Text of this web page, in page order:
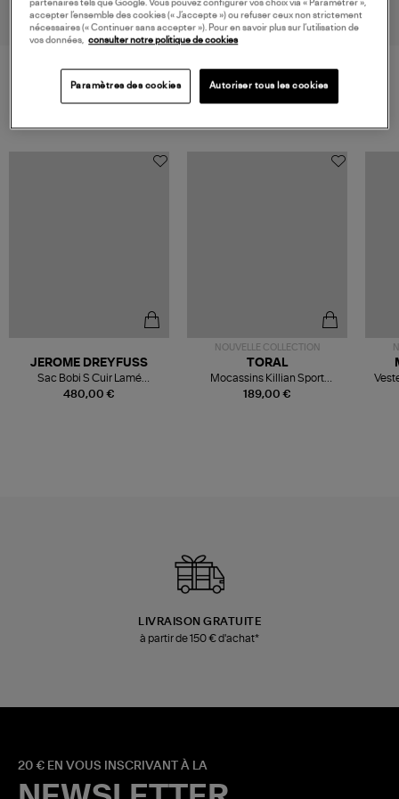
315,00 €
VOS DERNIERS PRODUITS VUS
480,00 €
JEROME DREYFUSS
Sac Bobi S Cuir Lamé
Champagne
NOUVELLE COLLECTION
189,00 €
TORAL
Mocassins Killian Sport
Mousse
LIVRAISON GRATUITE
à partir de 150 € d'achat*
20 € EN VOUS INSCRIVANT À LA
partenaires tels que Google. Vous pouvez configurer vos choix via « Paramétrer »,
accepter l’ensemble des cookies (« J’accepte ») ou refuser ceux non strictement
nécessaires (« Continuer sans accepter »). Pour en savoir plus sur l’utilisation de
vos données, consulter notre politique de cookies
Paramètres des cookies Autoriser tous les cookies